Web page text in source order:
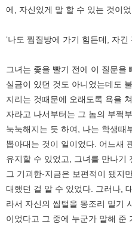
에, 자신있게 말 할 수 있는 것이었
‘나도 찜질방에 가기 힘든데, 자긴
그녀는 좇을 빨기 전에 이 질문을
실금이 있던 것도 아니었는데도
지리는 것때문에 오래도록 욕을
자라고 나서부터는 그 놈의 부쩍
눅눅해지는 듯 하여, 나는 학생때
뽑아대는 것이 일이었다. 어느새
유지할 수 있었고, 그녀를 만나기
그 기괴한-지금은 보편적이 됐지
대했던 걸 알 수 있었다. 그러나,
라서 자신의 씹털을 몽조리 밀기
이었다고 그 중에 누군가 말해 준